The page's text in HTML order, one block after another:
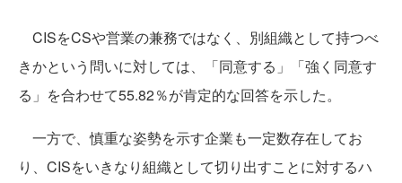
CISをCSや営業の兼務ではなく、別組織として持つべ
きかという問いに対しては、「同意する」「強く同意す
る」を合わせて55.82％が肯定的な回答を示した。
一方で、慎重な姿勢を示す企業も一定数存在してお
り、CISをいきなり組織として切り出すことに対するハ